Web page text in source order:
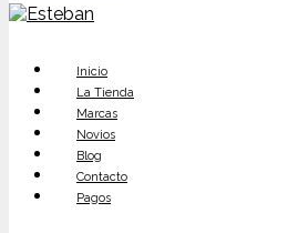
Inicio
La Tienda
Marcas
Novios
Blog
Contacto
Pagos